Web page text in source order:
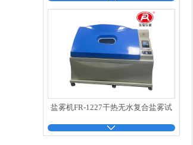
盐雾机FR-1227干热无水复合盐雾试